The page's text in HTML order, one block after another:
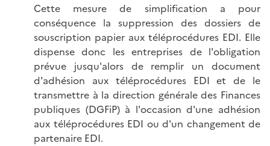
Cette mesure de simplification a pour
conséquence la suppression des dossiers de
souscription papier aux téléprocédures EDI. Elle
dispense donc les entreprises de l'obligation
prévue jusqu'alors de remplir un document
d'adhésion aux téléprocédures EDI et de le
transmettre à la direction générale des Finances
publiques (DGFiP) à l'occasion d'une adhésion
aux téléprocédures EDI ou d'un changement de
partenaire EDI.